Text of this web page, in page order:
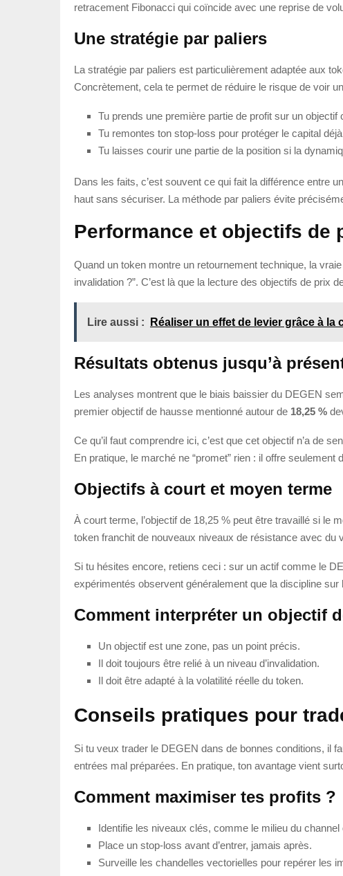
retracement Fibonacci qui coïncide avec une reprise de
Une stratégie par paliers
La stratégie par paliers est particulièrement adaptée aux
Concrètement, cela te permet de réduire le risque de voir
Tu prends une première partie de profit sur un objectif
Tu remontes ton stop-loss pour protéger le capital
Tu laisses courir une partie de la position si la
Dans les faits, c’est souvent ce qui fait la différence entre
haut sans sécuriser. La méthode par paliers évite
Performance et objectifs de
Quand un token montre un retournement technique, la
invalidation ?”. C’est là que la lecture des objectifs de prix
Lire aussi : Réaliser un effet de levier grâce à la
Résultats obtenus jusqu’à
Les analyses montrent que le biais baissier du DEGEN
premier objectif de hausse mentionné autour de 18,25 %
Ce qu’il faut comprendre ici, c’est que cet objectif n’a de
En pratique, le marché ne “promet” rien : il offre seulement
Objectifs à court et moyen terme
À court terme, l’objectif de 18,25 % peut être travaillé si le
token franchit de nouveaux niveaux de résistance avec du
Si tu hésites encore, retiens ceci : sur un actif comme le
expérimentés observent généralement que la discipline
Comment interpréter un objectif
Un objectif est une zone, pas un point précis.
Il doit toujours être relié à un niveau d’invalidation.
Il doit être adapté à la volatilité réelle du token.
Conseils pratiques pour
Si tu veux trader le DEGEN dans de bonnes conditions, il
entrées mal préparées. En pratique, ton avantage vient
Comment maximiser tes profits ?
Identifie les niveaux clés, comme le milieu du
Place un stop-loss avant d’entrer, jamais après.
Surveille les chandelles vectorielles pour repérer les